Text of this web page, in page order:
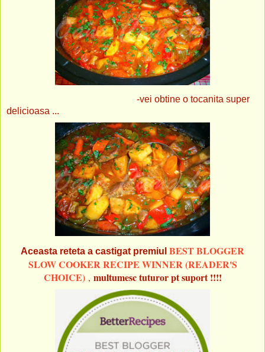
-vei obtine o tocanita super
delicioasa ...
Aceasta reteta a castigat premiul BEST BLOGGER
SLOW COOKER RECIPE WINNER (READER'S
CHOICE) , multumesc tuturor pt suport !!!!